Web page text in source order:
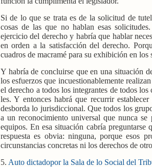
Si de lo que se trata es de la solicitud de
cosas de las que no hablan esas
ejercicio del derecho y habría que hablar
en orden a la satisfacción del derecho.
cuadros de macramé para su exhibición en los
Y habría de concluirse que en una situación
los esfuerzos que incuestionablemente
el derecho a todos los integrantes de todos
les. Y entonces habrá que recurrir
desborda lo jurisdiccional. Que todos los
a un reconocimiento universal que nunca se
equipos. En esa situación cabría
respuesta es obvia: ninguna, porque esos
circunstancias concretas ni los derechos de
5. Auto dictadopor la Sala de lo Social del